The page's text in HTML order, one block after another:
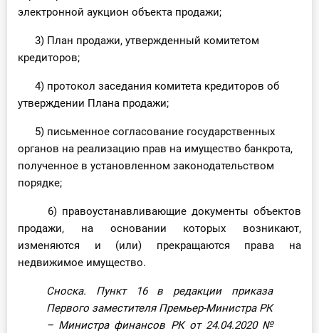
электронной аукцион объекта продажи;
3) План продажи, утвержденный комитетом
кредиторов;
4) протокол заседания комитета кредиторов об
утверждении Плана продажи;
5) письменное согласование государственных
органов на реализацию прав на имущество банкрота,
полученное в установленном законодательством
порядке;
6) правоустанавливающие документы объектов
продажи, на основании которых возникают,
изменяются и (или) прекращаются права на
недвижимое имущество.
Сноска. Пункт 16 в редакции приказа
Первого заместителя Премьер-Министра РК
– Министра финансов РК от 24.04.2020 №